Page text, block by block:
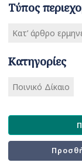
Τύπος
Κατ’ άρθρο
Κατηγορίες
Ποινικό Δίκαιο